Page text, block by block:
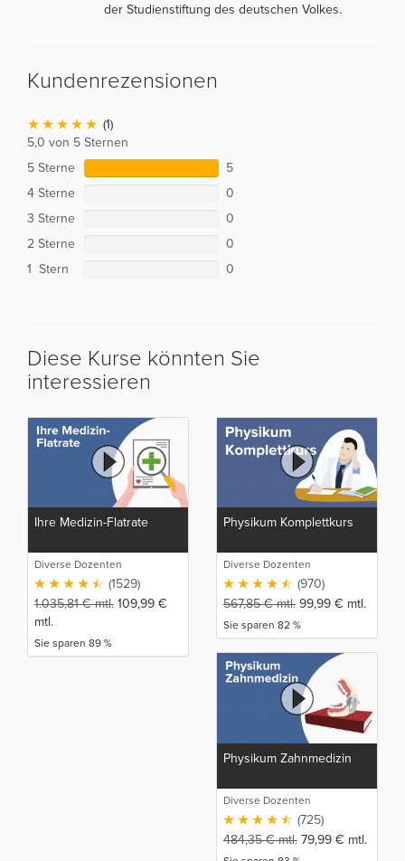
der Studienstiftung des deutschen Volkes.
Kundenrezensionen
(1)
5,0 von 5 Sternen
5 Sterne
5
4 Sterne
0
3 Sterne
0
2 Sterne
0
1 Stern
0
Diese Kurse könnten Sie
interessieren
Ihre Medizin-Flatrate
Diverse Dozenten
(1529)
1.035,81€mtl. 109,99 €
mtl.
Sie sparen 89 %
Physikum Komplettkurs
Diverse Dozenten
(970)
567,85€mtl. 99,99 € mtl.
Sie sparen 82 %
Physikum Zahnmedizin
Diverse Dozenten
(725)
484,35€mtl. 79,99 € mtl.